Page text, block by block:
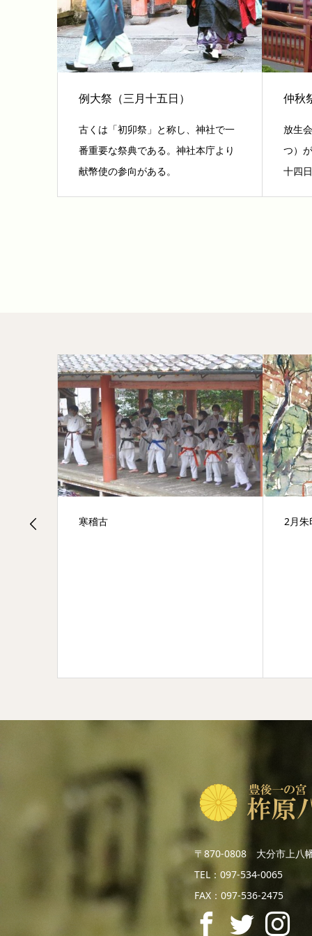
例大祭（三月十五日）
古くは「初卯祭」と称し、神社で一
番重要な祭典である。神社本庁より
献幣使の参向がある。
仲秋
放生
つ）
十四
寒稽古 2月朱
〒870-0808 大分市上八
TEL：097-534-0065
FAX：097-536-2475